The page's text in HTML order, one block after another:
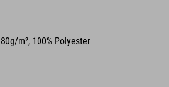
m², 100% Polyester